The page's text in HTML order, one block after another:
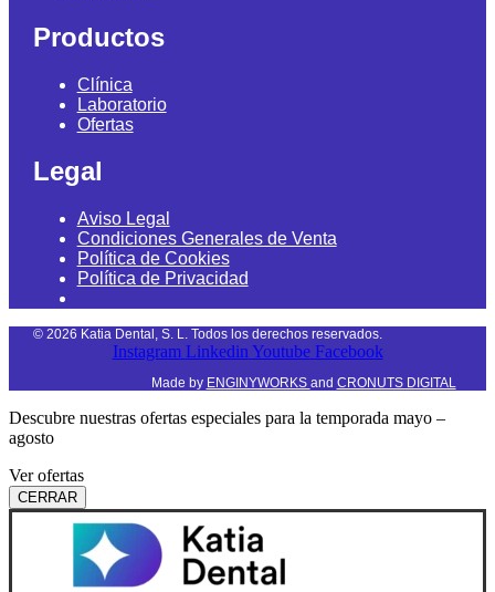
Productos
Clínica
Laboratorio
Ofertas
Legal
Aviso Legal
Condiciones Generales de Venta
Política de Cookies
Política de Privacidad
© 2026 Katia Dental, S. L. Todos los derechos reservados.
Instagram Linkedin Youtube Facebook
Made by ENGINYWORKS and CRONUTS DIGITAL
Descubre nuestras ofertas especiales para la temporada mayo –
agosto
Ver ofertas
CERRAR